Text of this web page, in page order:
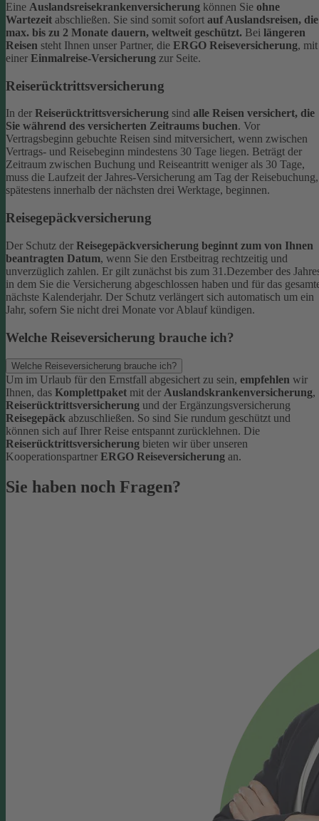
Eine Auslandsreisekrankenversicherung können Sie ohne
Wartezeit abschließen. Sie sind somit sofort auf Auslandsreisen, die
max. bis zu 2 Monate dauern, weltweit geschützt. Bei längeren
Reisen steht Ihnen unser Partner, die ERGO Reiseversicherung, mit
einer Einmalreise-Versicherung zur Seite.
Reiserücktrittsversicherung
In der Reiserücktrittsversicherung sind alle Reisen versichert, die
Sie während des versicherten Zeitraums buchen. Vor
Vertragsbeginn gebuchte Reisen sind mitversichert, wenn zwischen
Vertrags- und Reisebeginn mindestens 30 Tage liegen. Beträgt der
Zeitraum zwischen Buchung und Reiseantritt weniger als 30 Tage,
muss die Laufzeit der Jahres-Versicherung am Tag der Reisebuchung,
spätestens innerhalb der nächsten drei Werktage, beginnen.
Reisegepäckversicherung
Der Schutz der Reisegepäckversicherung beginnt zum von Ihnen
beantragten Datum, wenn Sie den Erstbeitrag rechtzeitig und
unverzüglich zahlen. Er gilt zunächst bis zum 31.Dezember des
in dem Sie die Versicherung abgeschlossen haben und für das
nächste Kalenderjahr. Der Schutz verlängert sich automatisch um ein
Jahr, sofern Sie nicht drei Monate vor Ablauf kündigen.
Welche Reiseversicherung brauche ich?
Welche Reiseversicherung brauche ich?
Um im Urlaub für den Ernstfall abgesichert zu sein, empfehlen wir
Ihnen, das Komplettpaket mit der Auslandskrankenversicherung,
Reiserücktrittsversicherung und der Ergänzungsversicherung
Reisegepäck abzuschließen. So sind Sie rundum geschützt und
können sich auf Ihrer Reise entspannt zurücklehnen. Die
Reiserücktrittsversicherung bieten wir über unseren
Kooperationspartner ERGO Reiseversicherung an.
Sie haben noch Fragen?